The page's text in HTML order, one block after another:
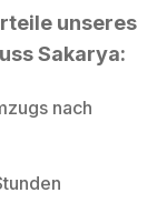
unseres
Sakarya:
nach